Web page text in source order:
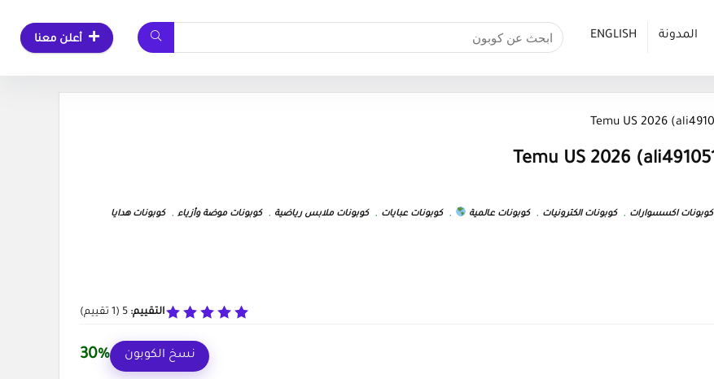
المدونة ENGLISH أعلن معنا
كوبونات اكسسوارات , كوبونات الكترونيات , كوبونات عالمية , كوبونات عبايات , كوبونات ملابس رياضية , كوبونات موضة وأزياء ,
كوبونات هدايا
التقييم: 5
(
1 تقييم)
30% نسخ الكوبون